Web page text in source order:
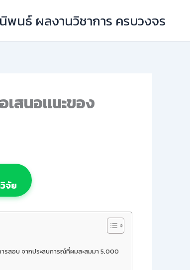
นธ์ ผลงานวิชาการ ครบวงจร
เสนอแนะของ
จัย
รสอบ จากประสบการณ์ที่ผมสะสมมา 5,000